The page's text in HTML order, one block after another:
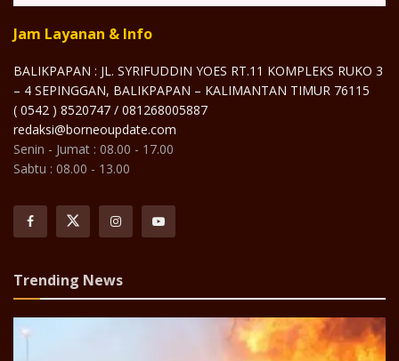
Jam Layanan & Info
BALIKPAPAN : JL. SYRIFUDDIN YOES RT.11 KOMPLEKS RUKO 3
– 4 SEPINGGAN, BALIKPAPAN – KALIMANTAN TIMUR 76115
( 0542 ) 8520747 / 081268005887
redaksi@borneoupdate.com
Senin - Jumat : 08.00 - 17.00
Sabtu : 08.00 - 13.00
Trending News